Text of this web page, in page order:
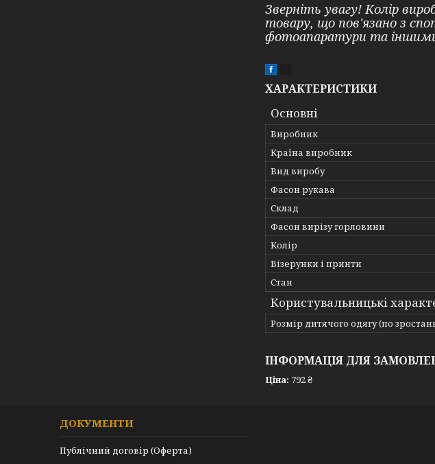
Зверніть увагу! Колір
товару, що пов'язано з
фотоапаратури та
ХАРАКТЕРИСТИКИ
Основні
Виробник
Країна виробник
Вид виробу
Фасон рукава
Склад
Фасон вирізу горловини
Колір
Візерунки і принти
Стан
Користувальницькі
Розмір дитячого одягу (по
ІНФОРМАЦІЯ ДЛЯ
Ціна: 792 ₴
ДОКУМЕНТИ
Публічний договір (Оферта)